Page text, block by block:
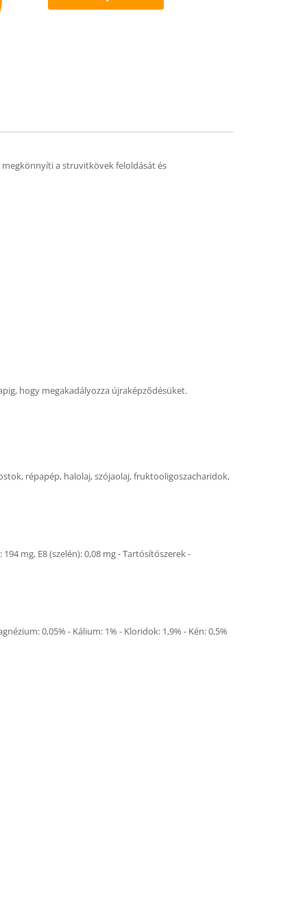
megkönnyíti a struvitkövek feloldását és
hogy megakadályozza újraképződésüket.
répapép, halolaj, szójaolaj, fruktooligoszacharidok,
mg, E8 (szelén): 0,08 mg - Tartósítószerek -
0,05% - Kálium: 1% - Kloridok: 1,9% - Kén: 0,5%